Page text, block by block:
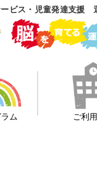
ビス・児童発達支援
ム ご利